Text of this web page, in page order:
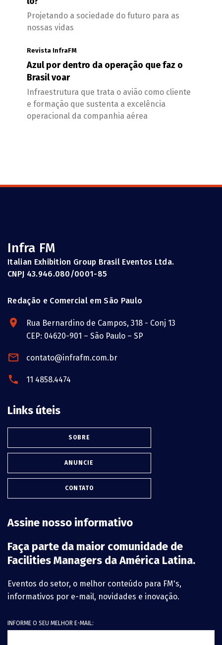
Projetando a sociedade do futuro para as
nossas vidas
Revista InfraFM
Azul por dentro da operação que faz o
Brasil voar
Infraestrutura que trata o avião como cliente
e formação que sustenta a excelência
operacional da companhia aérea
Infra FM
Italian Exhibition Group Brasil Eventos Ltda.
CNPJ 43.946.080/0001-85
Redação e Comercial em São Paulo
Rua Bernardino de Campos, 318 - Conj 13
CEP: 04620-901 – São Paulo – SP
contato@infrafm.com.br
11 4858.4474
Links úteis
SOBRE
ANUNCIE
CONTATO
Assine nosso informativo
Faça parte da maior comunidade de
Facilities Managers da América Latina.
Eventos do setor, o melhor conteúdo para FM's,
informativos por e-mail, novidades e inovação.
INFORME O SEU MELHOR E-MAIL: